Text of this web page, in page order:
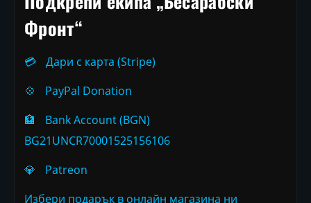
Фронт“
💳
Дари с карта (Stripe)
💠
PayPal Donation
🏦
Bank Account (BGN)
BG21UNCR70001525156106
💎
Patreon
Избери подарък в онлайн магазина ни